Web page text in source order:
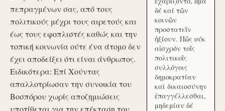
πεπραγμένων σας, από τους
πολιτικούς μέχρι τους αιρετούς και
έως τους εφοπλιστές καθώς και την
τοπική κοινωνία ούτε ένα άτομο δεν
έχει αποδείξει ότι είναι άνθρωπος.
Ειδικότερα: Επί Χούντας
απαλλοτρίωσαν την συνοικία του
Βοσπόρου χωρίς αποζημιώσεις
υποτίθεται για την επέκταση του
δέ καί τῶν
κοινῶν
προστατεῖν
ἠξίουν. Πῶς ούκ
αἰσχρόν τοῖς
πολιτικοῖς
συλλόγοις
δημοκρατίαν
καὶ δικαιοσύνην
ἐπαγγέλλεσθαι,
μηδεμίαν δέ